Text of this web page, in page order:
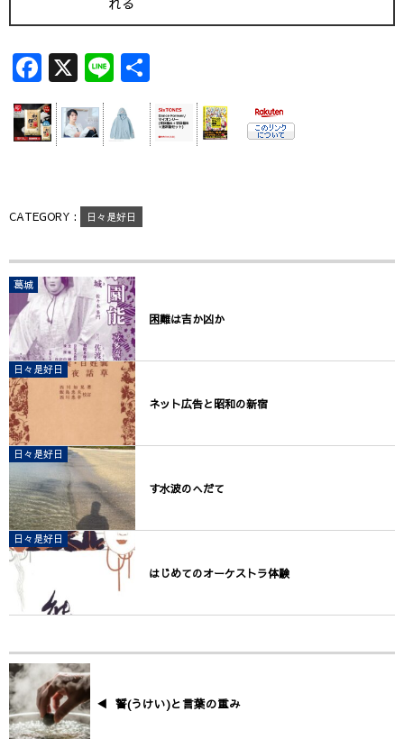
F
a
c
e
o
k
X Li
n
e
有
CATEGORY : 日々是好日
葛城
困難は吉か凶か
日々是好日
ネット広告と昭和の新宿
日々是好日
す水波のへだて
日々是好日
はじめてのオーケストラ体験
誓(うけい)と言葉の重み